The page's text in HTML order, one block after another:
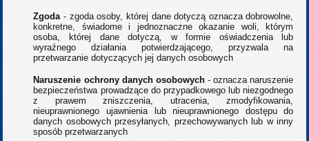
Zgoda- zgoda osoby, której dane dotyczą oznacza dobrowolne,
konkretne, świadome i jednoznaczne okazanie woli, którym
osoba, której dane dotyczą, w formie oświadczenia lub
wyraźnego działania potwierdzającego, przyzwala na
przetwarzanie dotyczących jej danych osobowych
Naruszenie ochrony danych osobowych- oznacza naruszenie
bezpieczeństwa prowadzące do przypadkowego lub niezgodnego
z prawem zniszczenia, utracenia, zmodyfikowania,
nieuprawnionego ujawnienia lub nieuprawnionego dostępu do
danych osobowych przesyłanych, przechowywanych lub w inny
sposób przetwarzanych